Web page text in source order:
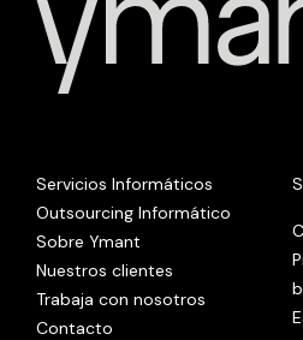
Servicios Informáticos
Outsourcing Informático
Sobre Ymant
Nuestros clientes
Trabaja con nosotros
Contacto